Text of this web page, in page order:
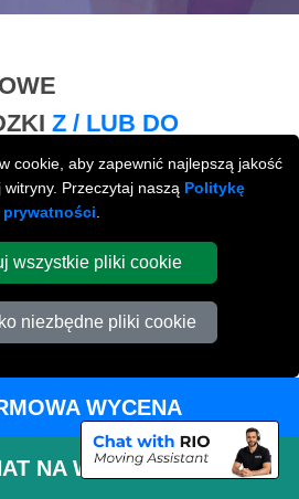
cookie, aby zapewnić najlepszą jakość
Przeczytaj naszą Politykę
prywatności
wszystkie pliki cookie
niezbędne pliki cookie
Z / LUB DO
z / lub do
WYCENA
NA WHATSAPP